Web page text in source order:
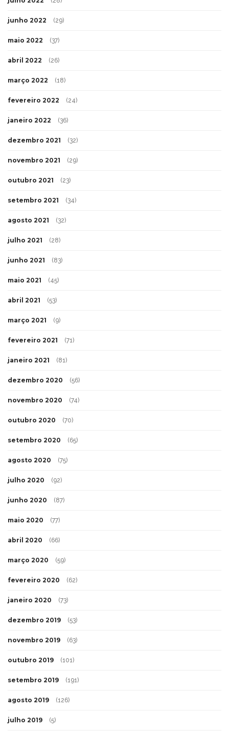
junho 2022 (29)
maio 2022 (37)
abril 2022 (26)
março 2022 (18)
fevereiro 2022 (24)
janeiro 2022 (36)
dezembro 2021 (32)
novembro 2021 (29)
outubro 2021 (23)
setembro 2021 (34)
agosto 2021 (32)
julho 2021 (28)
junho 2021 (83)
maio 2021 (45)
abril 2021 (53)
março 2021 (9)
fevereiro 2021 (71)
janeiro 2021 (81)
dezembro 2020 (56)
novembro 2020 (74)
outubro 2020 (70)
setembro 2020 (65)
agosto 2020 (75)
julho 2020 (92)
junho 2020 (87)
maio 2020 (77)
abril 2020 (66)
março 2020 (59)
fevereiro 2020 (62)
janeiro 2020 (73)
dezembro 2019 (53)
novembro 2019 (63)
outubro 2019 (101)
setembro 2019 (191)
agosto 2019 (126)
julho 2019 (5)